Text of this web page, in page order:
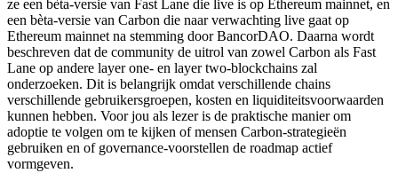
ze een bèta-versie van Fast Lane die live is op Ethereum mainnet, en
een bèta-versie van Carbon die naar verwachting live gaat op
Ethereum mainnet na stemming door BancorDAO. Daarna wordt
beschreven dat de community de uitrol van zowel Carbon als Fast
Lane op andere layer one- en layer two-blockchains zal
onderzoeken. Dit is belangrijk omdat verschillende chains
verschillende gebruikersgroepen, kosten en liquiditeitsvoorwaarden
kunnen hebben. Voor jou als lezer is de praktische manier om
adoptie te volgen om te kijken of mensen Carbon-strategieën
gebruiken en of governance-voorstellen de roadmap actief
vormgeven.